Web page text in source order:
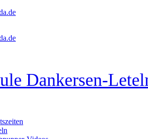
Dankersen-